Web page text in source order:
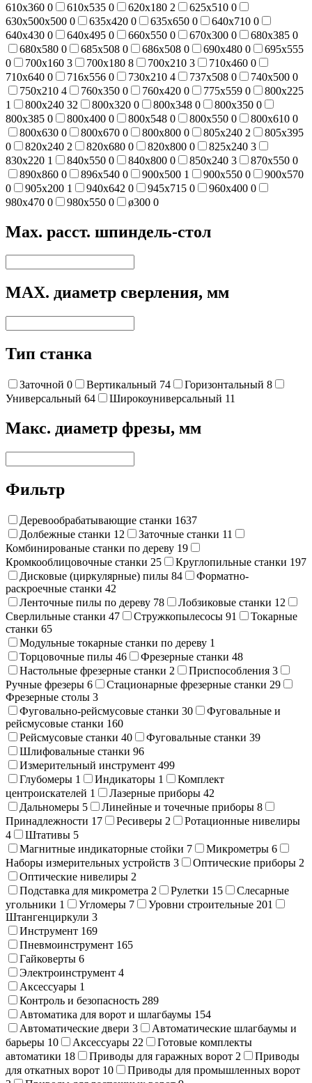
610x360 0 610х535 0 620х180 2 625х510 0
630х500х500 0 635х420 0 635х650 0 640x710 0
640х430 0 640х495 0 660х550 0 670х300 0 680х385 0
680х580 0 685х508 0 686х508 0 690х480 0
695х555
0
700х160 3 700х180 8 700х210 3 710х460 0
710х640 0 716х556 0 730х210 4 737х508 0 740х500 0
750х210 4 760х350 0 760х420 0 775х559 0
800х225
1
800х240 32 800х320 0 800х348 0 800х350 0
800х385 0 800х400 0 800х548 0 800х550 0 800х610 0
800х630 0 800х670 0 800х800 0 805х240 2
805х395
0
820х240 2 820х680 0 820х800 0 825х240 3
830х220 1 840х550 0 840х800 0 850х240 3 870х550 0
890х860 0 896х540 0 900х500 1 900х550 0
900х570
0
905х200 1 940х642 0 945х715 0 960х400 0
980х470 0 980х550 0 ø300 0
Max. расст. шпиндель-стол
MAX. диаметр сверления, мм
Тип станка
Заточной 0 Вертикальный 74 Горизонтальный 8
Универсальный 64 Широкоуниверсальный 11
Макс. диаметр фрезы, мм
Фильтр
Деревообрабатывающие станки 1637
Долбежные станки 12 Заточные станки 11
Комбинированые станки по дереву 19
Кромкооблицовочные станки 25 Круглопильные станки 197
Дисковые (циркулярные) пилы 84
Форматно-
раскроечные станки 42
Ленточные пилы по дереву 78 Лобзиковые станки 12
Сверлильные станки 47 Стружкопылесосы 91
Токарные
станки 65
Модульные токарные станки по дереву 1
Торцовочные пилы 46 Фрезерные станки 48
Настольные фрезерные станки 2 Приспособления 3
Ручные фрезеры 6 Стационарные фрезерные станки 29
Фрезерные столы 3
Фуговально-рейсмусовые станки 30
Фуговальные и
рейсмусовые станки 160
Рейсмусовые станки 40 Фуговальные станки 39
Шлифовальные станки 96
Измерительный инструмент 499
Глубомеры 1 Индикаторы 1
Комплект
центроискателей 1 Лазерные приборы 42
Дальномеры 5 Линейные и точечные приборы 8
Принадлежности 17 Ресиверы 2
Ротационные нивелиры
4
Штативы 5
Магнитные индикаторные стойки 7 Микрометры 6
Наборы измерительных устройств 3 Оптические приборы 2
Оптические нивелиры 2
Подставка для микрометра 2 Рулетки 15
Слесарные
угольники 1 Угломеры 7 Уровни строительные 201
Штангенциркули 3
Инструмент 169
Пневмоинструмент 165
Гайковерты 6
Электроинструмент 4
Аксессуары 1
Контроль и безопасность 289
Автоматика для ворот и шлагбаумы 154
Автоматические двери 3
Автоматические шлагбаумы и
барьеры 10 Аксессуары 22
Готовые комплекты
автоматики 18 Приводы для гаражных ворот 2
Приводы
для откатных ворот 10
Приводы для промышленных ворот